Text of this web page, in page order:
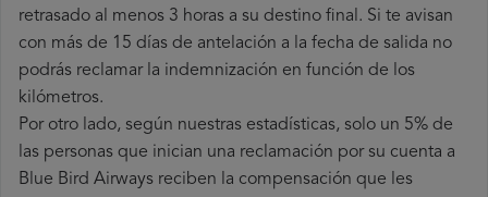
retrasado al menos 3 horas a su destino final. Si te avisan
con más de 15 días de antelación a la fecha de salida no
podrás reclamar la indemnización en función de los
kilómetros.
Por otro lado, según nuestras estadísticas, solo un 5% de
las personas que inician una reclamación por su cuenta a
Blue Bird Airways reciben la compensación que les